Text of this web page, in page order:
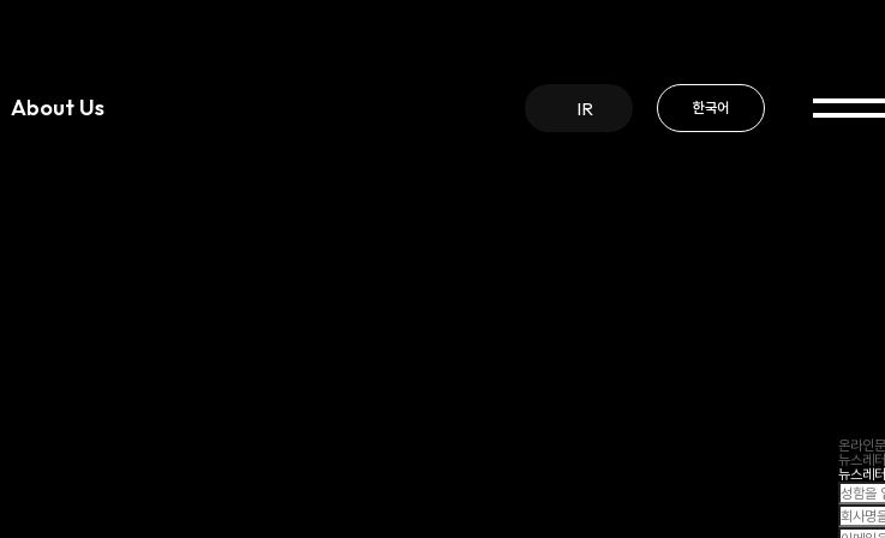
IR 한국어
About Us
온라인
뉴스레
뉴스레